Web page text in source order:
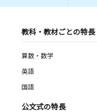
教科・教材ごとの特長
算数・数学
英語
国語
公文式の特長